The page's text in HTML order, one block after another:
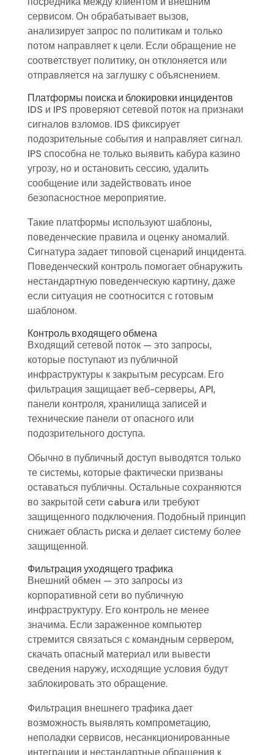
сервисом. Он обрабатывает вызов,
анализирует запрос по политикам и только
потом направляет к цели. Если обращение не
соответствует политику, он отклоняется или
отправляется на заглушку с объяснением.
Платформы поиска и блокировки инцидентов
IDS и IPS проверяют сетевой поток на признаки
сигналов взломов. IDS фиксирует
подозрительные события и направляет сигнал.
IPS способна не только выявить кабура казино
угрозу, но и остановить сессию, удалить
сообщение или задействовать иное
безопасностное мероприятие.
Такие платформы используют шаблоны,
поведенческие правила и оценку аномалий.
Сигнатура задает типовой сценарий инцидента.
Поведенческий контроль помогает обнаружить
нестандартную поведенческую картину, даже
если ситуация не соотносится с готовым
шаблоном.
Контроль входящего обмена
Входящий сетевой поток — это запросы,
которые поступают из публичной
инфраструктуры к закрытым ресурсам. Его
фильтрация защищает веб-серверы, API,
панели контроля, хранилища записей и
технические панели от опасного или
подозрительного доступа.
Обычно в публичный доступ выводятся только
те системы, которые фактически призваны
оставаться публичны. Остальные сохраняются
во закрытой сети cabura или требуют
защищенного подключения. Подобный принцип
снижает область риска и делает систему более
защищенной.
Фильтрация уходящего трафика
Внешний обмен — это запросы из
корпоративной сети во публичную
инфраструктуру. Его контроль не менее
значима. Если зараженное компьютер
стремится связаться с командным сервером,
скачать опасный материал или вывести
сведения наружу, исходящие условия будут
заблокировать это обращение.
Фильтрация внешнего трафика дает
возможность выявлять компрометацию,
неполадки сервисов, несанкционированные
интеграции и нестандартные обращения к